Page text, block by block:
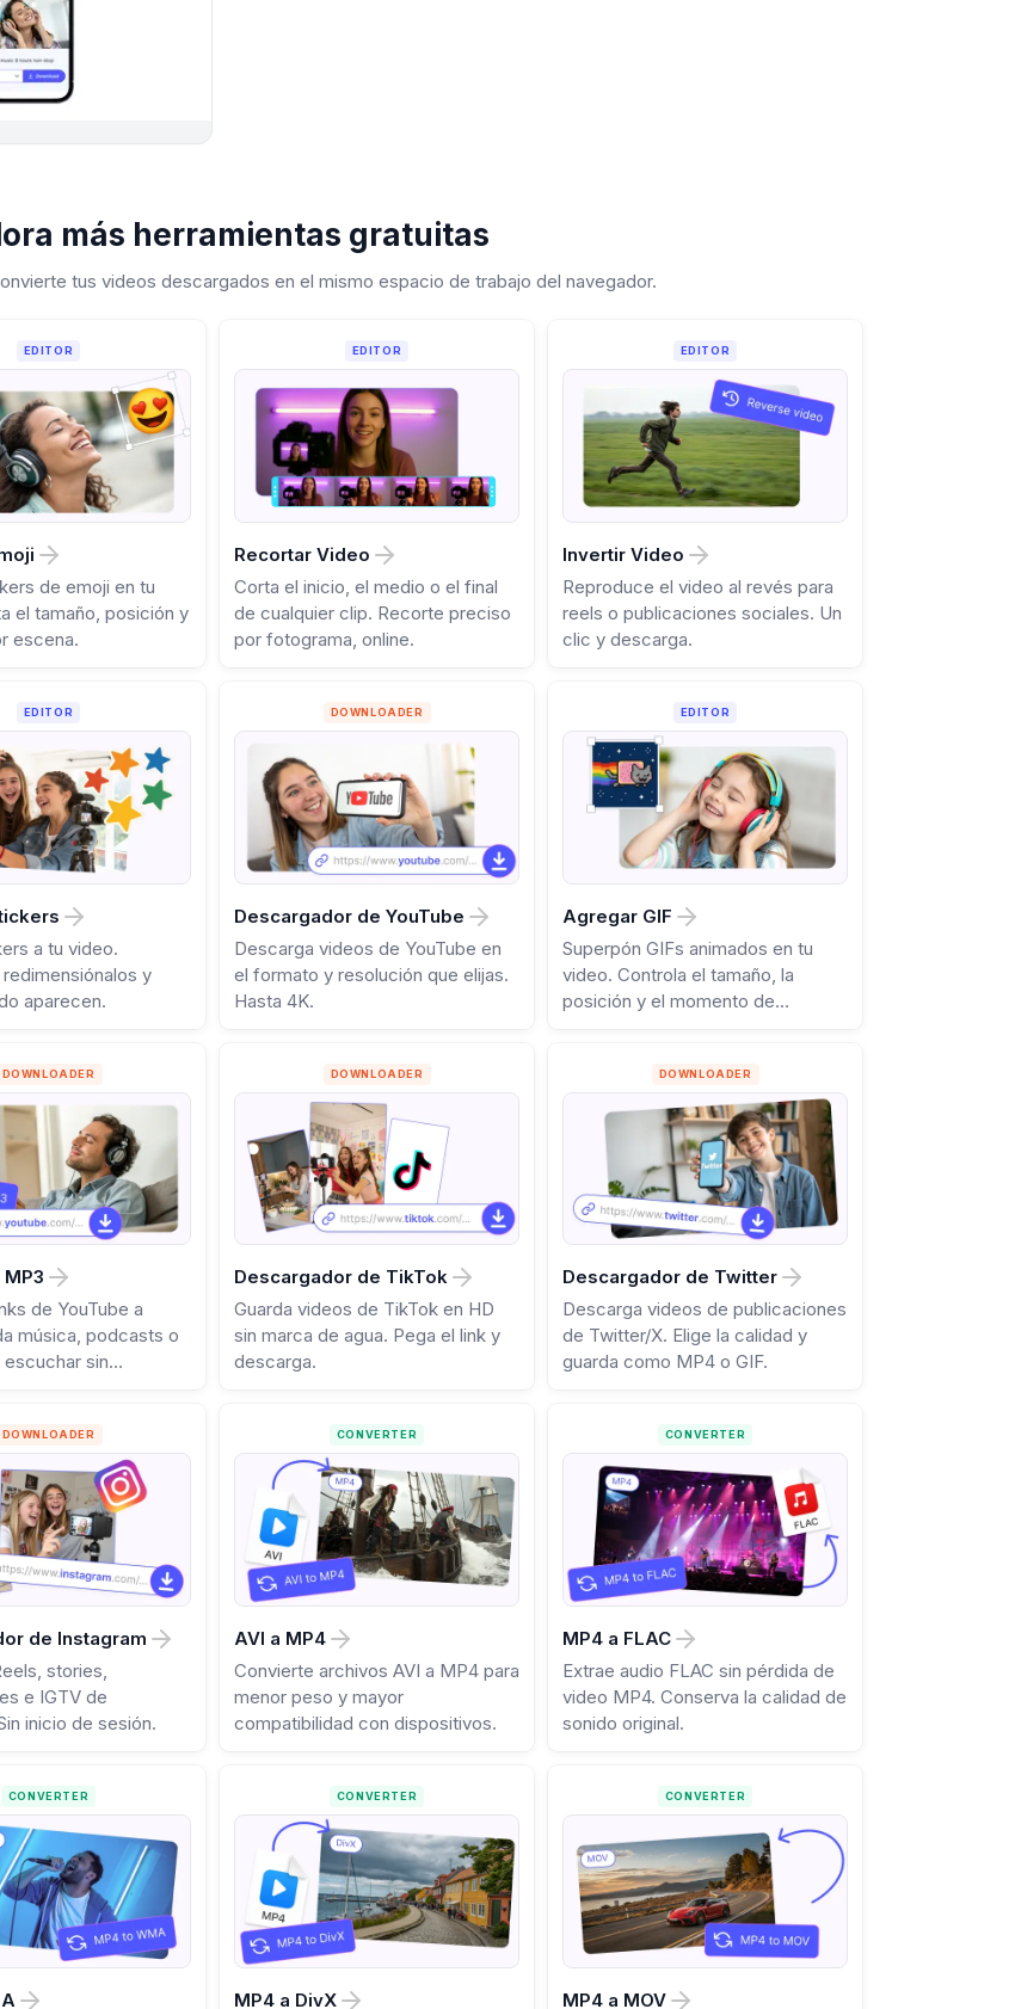
más herramientas gratuitas
tus videos descargados en el mismo espacio de trabajo del navegador.
EDITOR
de emoji en tu
el tamaño, posición y
escena.
EDITOR
Recortar Video
Corta el inicio, el medio o el final
de cualquier clip. Recorte preciso
por fotograma, online.
EDITOR
Invertir Video
Reproduce el video al revés para
reels o publicaciones sociales. Un
clic y descarga.
EDITOR
a tu video.
y
aparecen.
DOWNLOADER
Descargador de YouTube
Descarga videos de YouTube en
el formato y resolución que elijas.
Hasta 4K.
EDITOR
Agregar GIF
Superpón GIFs animados en tu
video. Controla el tamaño, la
posición y el momento de
DOWNLOADER
de YouTube a
música, podcasts o
sin
DOWNLOADER
Descargador de TikTok
Guarda videos de TikTok en HD
sin marca de agua. Pega el link y
descarga.
DOWNLOADER
Descargador de Twitter
Descarga videos de publicaciones
de Twitter/X. Elige la calidad y
guarda como MP4 o GIF.
DOWNLOADER
de Instagram
stories,
e IGTV de
inicio de sesión.
CONVERTER
AVI a MP4
Convierte archivos AVI a MP4 para
menor peso y mayor
compatibilidad con dispositivos.
CONVERTER
MP4 a FLAC
Extrae audio FLAC sin pérdida de
video MP4. Conserva la calidad de
sonido original.
CONVERTER CONVERTER
MP4 a DivX
CONVERTER
MP4 a MOV